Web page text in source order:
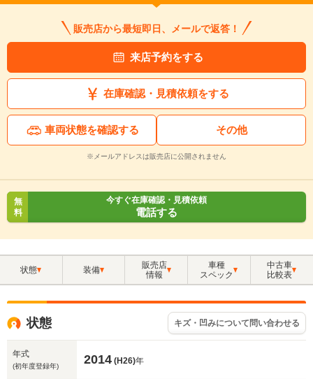
販売店から最短即日、メールで返答！
来店予約をする
在庫確認・見積依頼をする
車両状態を確認する その他
※メールアドレスは販売店に公開されません
無
料
今すぐ在庫確認・見積依頼
電話する
状態 装備
販売店
情報
車種
スペック
中古車
比較表
状態 キズ・凹みについて問い合わせる
年式
(初年度登録年) 2014 (H26)年